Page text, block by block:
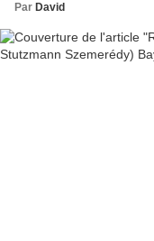
Par David